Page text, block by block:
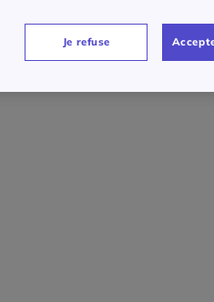
40
*Dans
Je refuse